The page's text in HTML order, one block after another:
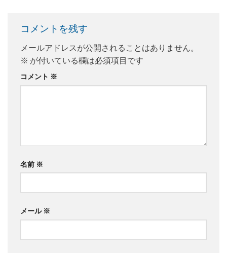
コメントを残す
メールアドレスが公開されることはありません。
※ が付いている欄は必須項目です
コメント ※
名前 ※
メール ※